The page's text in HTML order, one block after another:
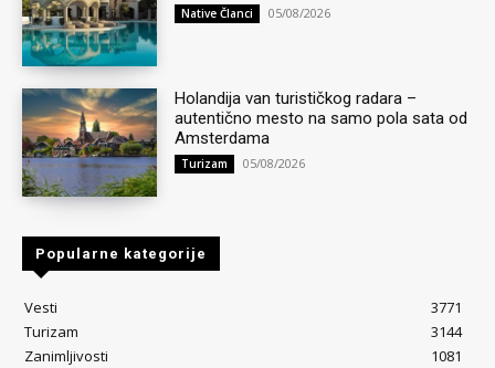
Native Članci 05/08/2026
Holandija van turističkog radara –
autentično mesto na samo pola sata od
Amsterdama
Turizam 05/08/2026
Popularne kategorije
Vesti
3771
Turizam
3144
Zanimljivosti
1081